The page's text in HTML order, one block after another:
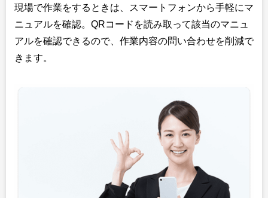
現場で作業をするときは、スマートフォンから手軽にマ
ニュアルを確認。QRコードを読み取って該当のマニュ
アルを確認できるので、作業内容の問い合わせを削減で
きます。